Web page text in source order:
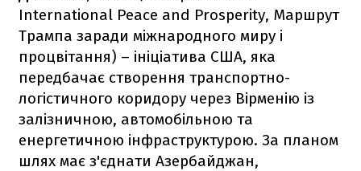
International Peace and Prosperity, Маршрут
Трампа заради міжнародного миру і
процвітання) – ініціатива США, яка
передбачає створення транспортно-
логістичного коридору через Вірменію із
залізничною, автомобільною та
енергетичною інфраструктурою. За планом
шлях має з'єднати Азербайджан,